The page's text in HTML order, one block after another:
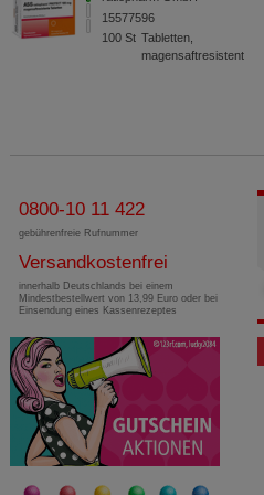
15577596
100 St Tabletten,
magensaftresistent
0800-10 11 422
gebührenfreie Rufnummer
Versandkostenfrei
innerhalb Deutschlands bei einem
Mindestbestellwert von 13,99 Euro oder bei
Einsendung eines Kassenrezeptes